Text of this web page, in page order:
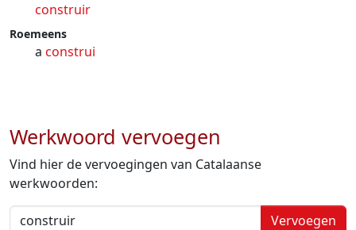
construir
Roemeens
a construi
Werkwoord vervoegen
Vind hier de vervoegingen van Catalaanse
werkwoorden:
Vervoegen